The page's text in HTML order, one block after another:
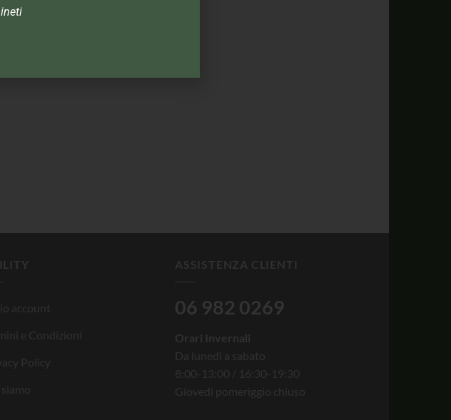
account
e Condizioni
Policy
ASSISTENZA CLIENTI
06 982 0269
Orari Invernali
Da lunedì a sabato
8:00-13:00 / 16:30-19:30
Giovedì pomeriggio chiuso